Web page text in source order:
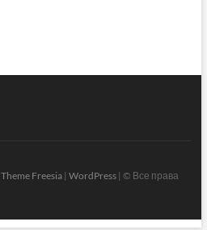
Theme Freesia| WordPress| © Все права